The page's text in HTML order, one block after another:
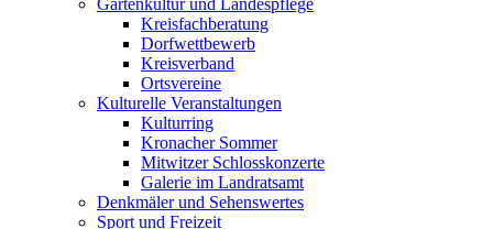
Gartenkultur und Landespflege
Kreisfachberatung
Dorfwettbewerb
Kreisverband
Ortsvereine
Kulturelle Veranstaltungen
Kulturring
Kronacher Sommer
Mitwitzer Schlosskonzerte
Galerie im Landratsamt
Denkmäler und Sehenswertes
Sport und Freizeit